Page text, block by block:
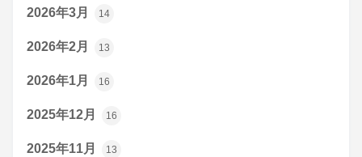
2026年3月 14
2026年2月 13
2026年1月 16
2025年12月 16
2025年11月 13